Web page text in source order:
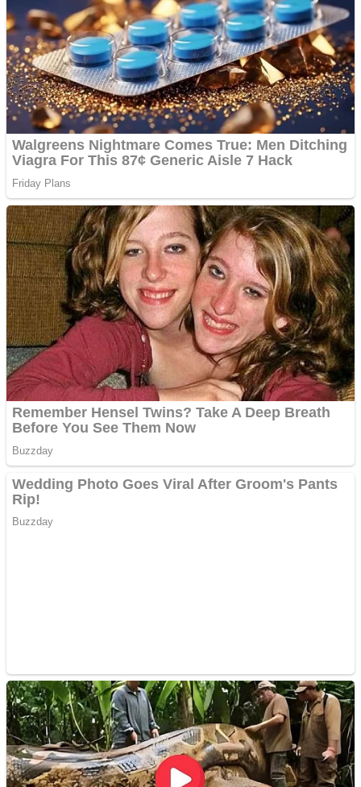
Vând domeniu+website
de publicitate de tip
Adsense
Pastorul Liviu Radu a
trecut la Domnul
Anchetă incendiară la
Gherla, polițist acuzat de
abuz în serviciu
Covid-19: 755 de cazuri
noi în România
metale
Cutit cositoare KUHN